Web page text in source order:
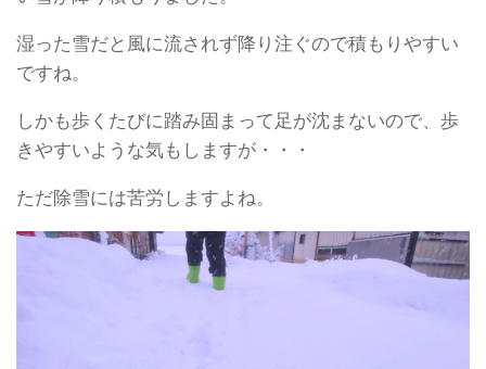
湿った雪だと風に流されず降り注ぐので積もりやすい
ですね。
しかも歩くたびに踏み固まって足が沈まないので、歩
きやすいような気もしますが・・・
ただ除雪には苦労しますよね。